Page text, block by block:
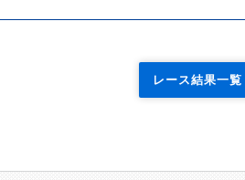
レース結果一覧